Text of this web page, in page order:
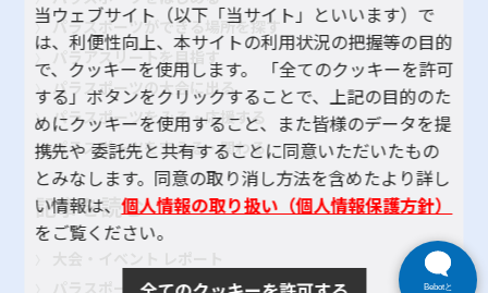
パラスポーツができる場所を探す
パラアスリートを目指す
パラスポーツの大会に出る
パラスポーツをみる・応援する
パラスポーツを支える・関わる
記事を読む
パラスポーツインタビュー
当ウェブサイト（以下「当サイト」といいます）で
は、利便性向上、本サイトの利用状況の把握等の目的
で、クッキーを使用します。 「全てのクッキーを許可
する」ボタンをクリックすることで、上記の目的のた
めにクッキーを使用すること、また皆様のデータを提
携先や 委託先と共有することに同意いただいたもの
とみなします。同意の取り消し方法を含めたより詳し
い情報は、個人情報の取り扱い（個人情報保護方針）
をご覧ください。
Bebotと